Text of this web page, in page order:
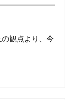
観点より、今